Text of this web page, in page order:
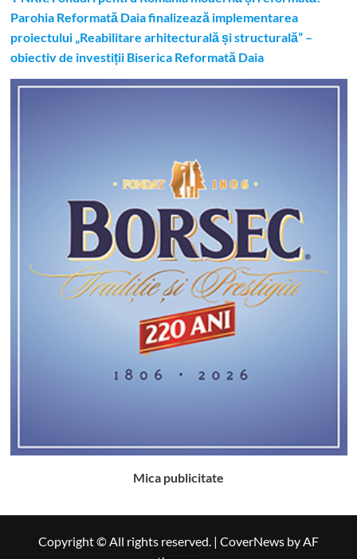
Parohia Reformată Daia finalizează implementarea
proiectului „Reabilitare arhitecturală și structurală” –
obiectiv de investiții Biserica Reformată Daia
Mica publicitate
Copyright © All rights reserved. | CoverNews by AF